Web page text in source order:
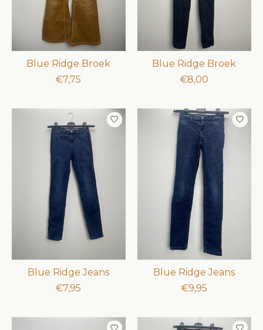
Blue Ridge Broek
€7,75
Blue Ridge Broek
€8,00
Blue Ridge Jeans
€7,95
Blue Ridge Jeans
€9,95